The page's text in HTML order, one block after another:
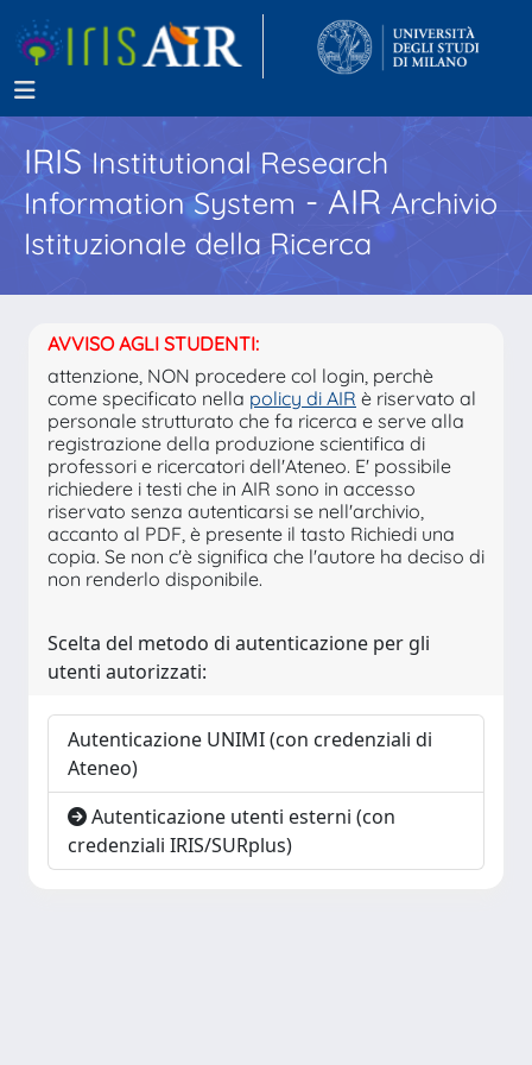
IRISInstitutional Research
Information System - AIR Archivio
Istituzionale della Ricerca
AVVISO AGLI STUDENTI:
attenzione, NON procedere col login, perchè
come specificato nella policy di AIR è riservato al
personale strutturato che fa ricerca e serve alla
registrazione della produzione scientifica di
professori e ricercatori dell'Ateneo. E' possibile
richiedere i testi che in AIR sono in accesso
riservato senza autenticarsi se nell'archivio,
accanto al PDF, è presente il tasto Richiedi una
copia. Se non c'è significa che l'autore ha deciso di
non renderlo disponibile.
Scelta del metodo di autenticazione per gli
utenti autorizzati:
Autenticazione UNIMI (con credenziali di
Ateneo)
Autenticazione utenti esterni (con
credenziali IRIS/SURplus)